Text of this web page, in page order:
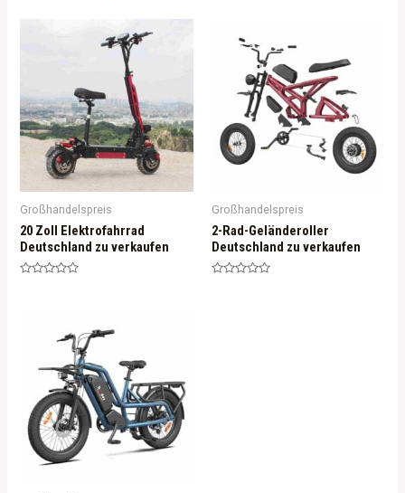
Großhandelspreis
20 Zoll Elektrofahrrad
Deutschland zu verkaufen
Großhandelspreis
2-Rad-Geländeroller
Deutschland zu verkaufen